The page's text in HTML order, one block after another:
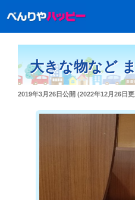
大きな物など
投
2019年3月26日公開 (2022年12月26日